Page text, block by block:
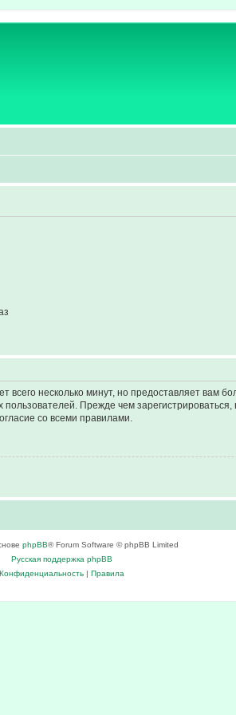
несколько минут, но предоставляет вам
Прежде чем
со всеми правилами.
phpBB® Forum Software © phpBB Limited
Русская поддержка phpBB
Конфиденциальность| Правила